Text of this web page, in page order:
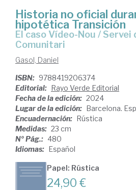
Historia no oficial
hipotética Transición
el caso Vídeo-Nou / Servei de Vídeo
Comunitari
Gasol, Daniel
ISBN: 9788419206374
Editorial: Rayo Verde Editorial
Fecha de la edición: 2024
Lugar de la edición: Barcelona.
Encuadernación: Rústica
Medidas: 23 cm
Nº Pág.: 480
Idiomas: Español
Papel: Rústica
24,90 €